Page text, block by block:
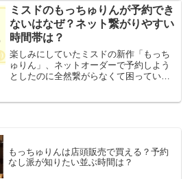
ちですよね。実際には長蛇の列や場所の
偏り、仮設トイレの使...
ミスドのもっちゅりんが予約でき
ないはなぜ？ネット繋がりやすい
時間帯は？
楽しみにしていたミスドの新作「もっち
ゅりん」、ネットオーダーで予約しよう
としたのに全然繋がらなくて困っていま
もっちゅりんは店頭販売で買える？予約
なし派が知りたい並ぶ時間は？